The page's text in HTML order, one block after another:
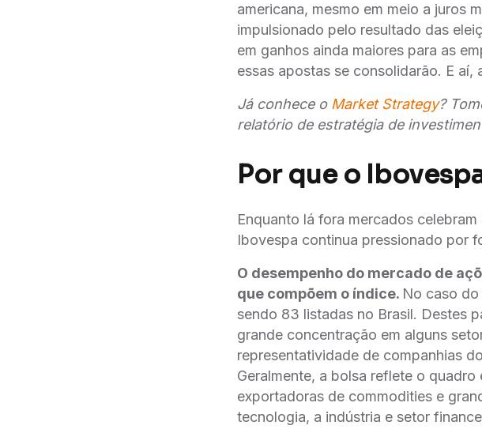
americana, mesmo em meio a juros
impulsionado pelo resultado das
em ganhos ainda maiores para as
essas apostas se consolidarão. E aí,
Já conhece o MarketStrategy?
relatório de estratégia de
Por que o
Enquanto lá fora mercados
Ibovespa continua pressionado por
O desempenho do mercado de
que compõem o índice. No caso
sendo 83 listadas no Brasil. Destes
grande concentração em alguns
representatividade de companhias
Geralmente, a bolsa reflete o
exportadoras de commodities e
tecnologia, a indústria e setor